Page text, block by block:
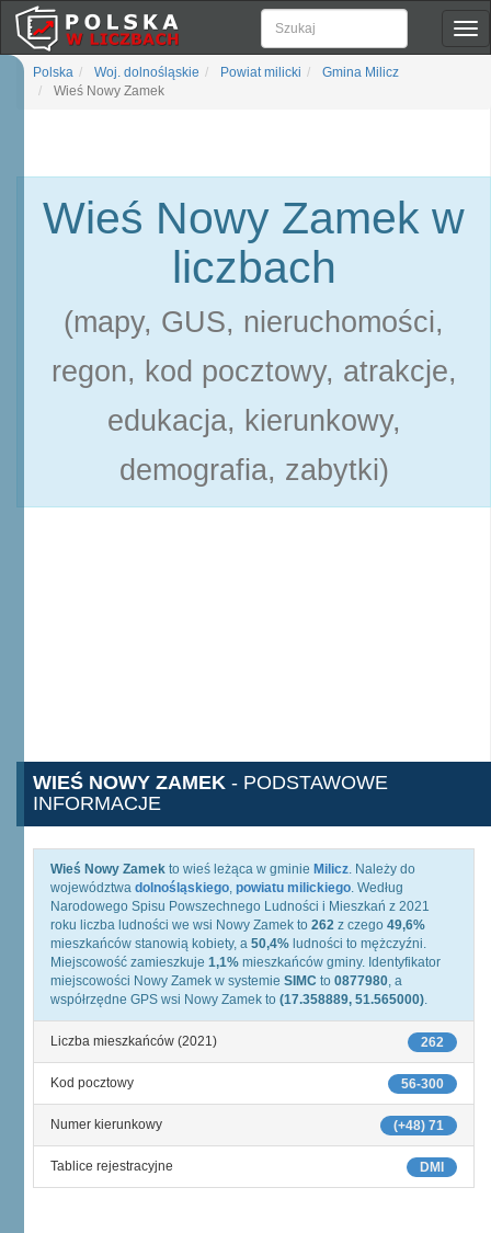
Polska Woj. dolnośląskie Powiat milicki
Gmina Milicz
Wieś Nowy Zamek
Wieś Nowy Zamek w
liczbach
(mapy, GUS, nieruchomości,
regon, kod pocztowy, atrakcje,
edukacja, kierunkowy,
demografia, zabytki)
WIEŚ NOWY ZAMEK - PODSTAWOWE
INFORMACJE
Wieś Nowy Zamek to wieś leżąca w gminie Milicz. Należy do
województwa dolnośląskiego, powiatu milickiego. Według
Narodowego Spisu Powszechnego Ludności i Mieszkań z 2021
roku liczba ludności we wsi Nowy Zamek to 262 z czego 49,6%
mieszkańców stanowią kobiety, a 50,4% ludności to mężczyźni.
Miejscowość zamieszkuje 1,1% mieszkańców gminy. Identyfikator
miejscowości Nowy Zamek w systemie SIMC to 0877980, a
współrzędne GPS wsi Nowy Zamek to (17.358889, 51.565000).
262
Liczba mieszkańców (2021)
56-300
Kod pocztowy
(+48) 71
Numer kierunkowy
DMI
Tablice rejestracyjne